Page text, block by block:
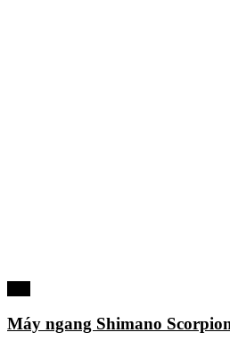
Máy ngang Shimano